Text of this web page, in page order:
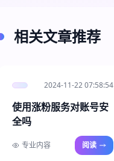
相关文章推荐
2024-11-22 07:58:54
使用涨粉服务对账号安
全吗
专业内容 阅读